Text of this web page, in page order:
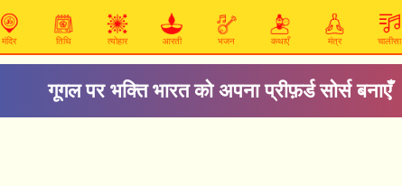
मंदिर तिथि त्योहार आरती भजन कथाएँ मंत्र चालीसा
गूगल पर भक्ति भारत को अपना प्रीफ़र्ड सोर्स बनाएँ